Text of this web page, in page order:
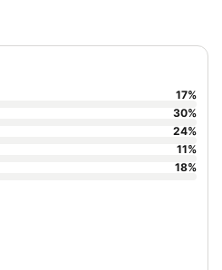
17%
30%
24%
11%
18%